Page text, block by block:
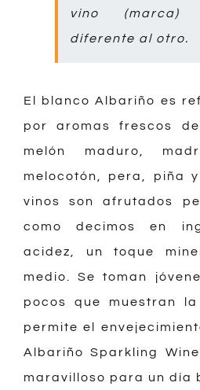
vino (marca)
diferente al otro.
El blanco Albariño es
por aromas frescos de
melón maduro,
melocotón, pera, piña
vinos son afrutados
como decimos en
acidez, un toque
medio. Se toman
pocos que muestran
permite el
Albariño Sparkling
maravilloso para un día